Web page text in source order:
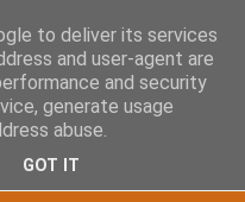
to deliver its services
and user-agent are
and security
generate usage
abuse.
GOT IT